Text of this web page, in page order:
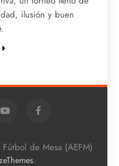
ilusión y buen
de Mesa (AEFM)
.